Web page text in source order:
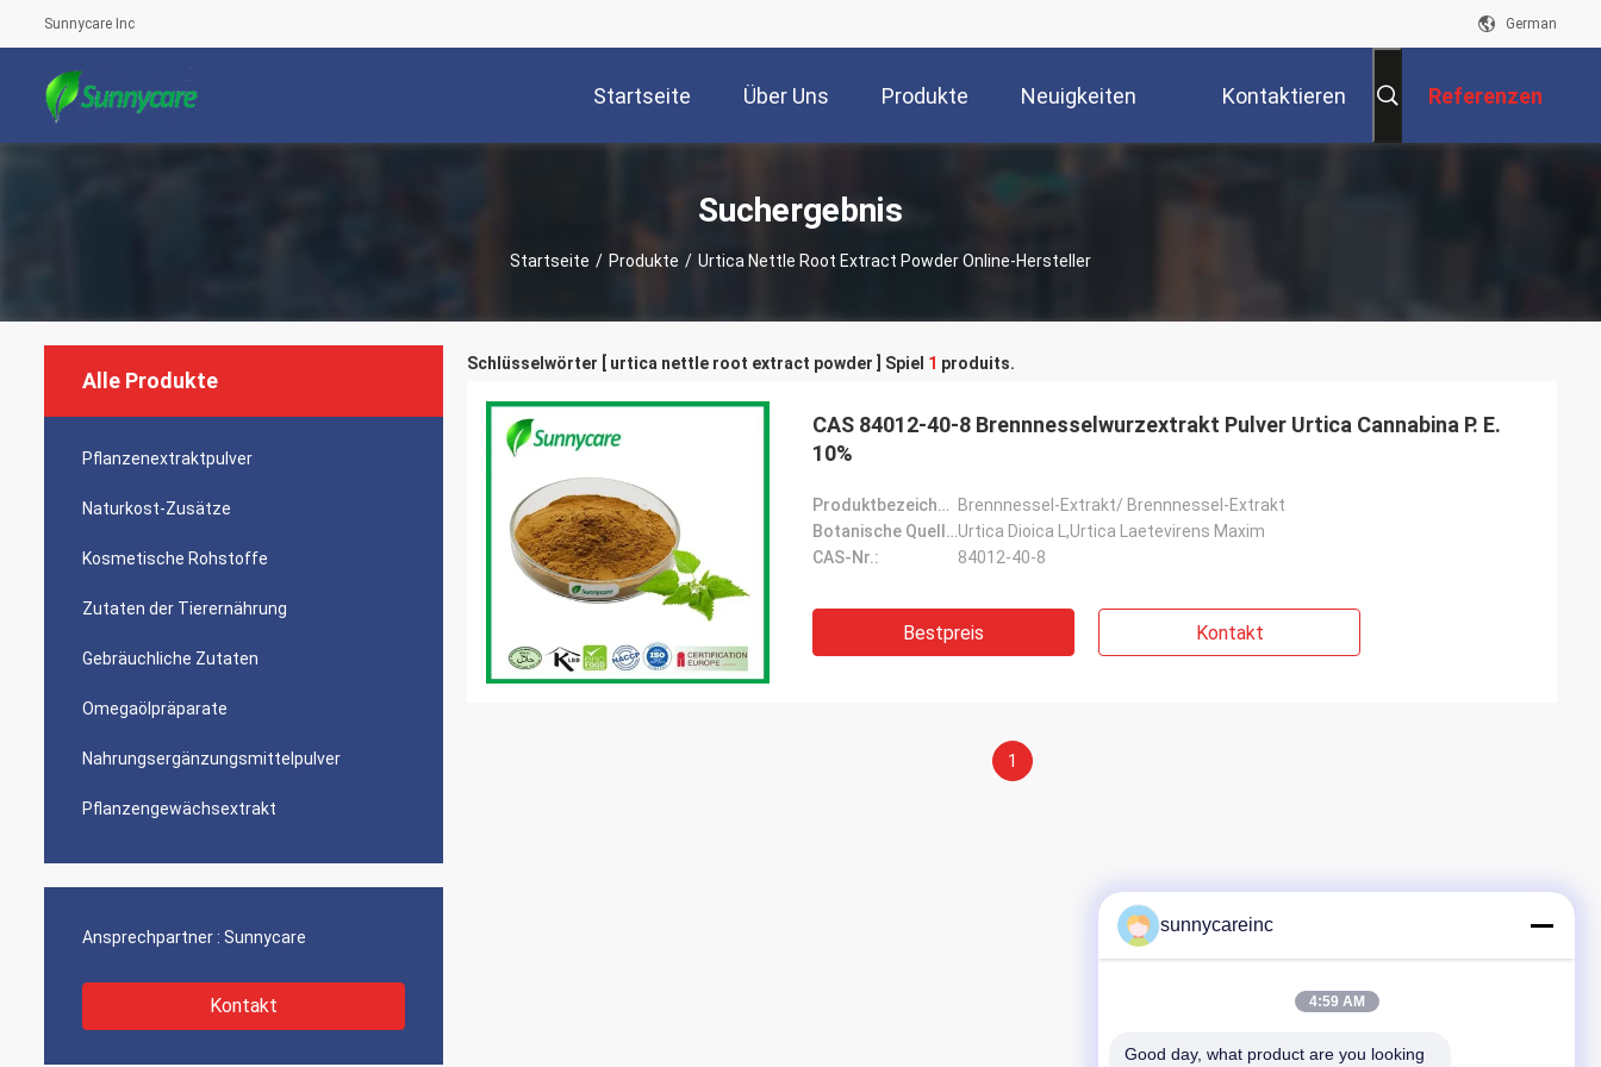
Sunnycare Inc German
Startseite Über Uns Produkte Neuigkeiten Kontaktieren Referenzen
Suchergebnis
Startseite / Produkte / Urtica Nettle Root Extract Powder Online-Hersteller
Alle Produkte
Pflanzenextraktpulver
Naturkost-Zusätze
Kosmetische Rohstoffe
Zutaten der Tierernährung
Gebräuchliche Zutaten
Omegaölpräparate
Nahrungsergänzungsmittelpulver
Pflanzengewächsextrakt
Ansprechpartner : Sunnycare
Kontakt
Schlüsselwörter [ urtica nettle root extract powder ] Spiel 1 produits.
CAS 84012-40-8 Brennnesselwurzextrakt Pulver Urtica Cannabina P. E.
10%
Produktbezeichnung:
Brennnessel-Extrakt/ Brennnessel-Extrakt
Botanische Quelle:Urtica Dioica L,Urtica Laetevirens Maxim
CAS-Nr.:
84012-40-8
Bestpreis Kontakt
1
sunnycareinc
4:59 AM
Good day, what product are you looking